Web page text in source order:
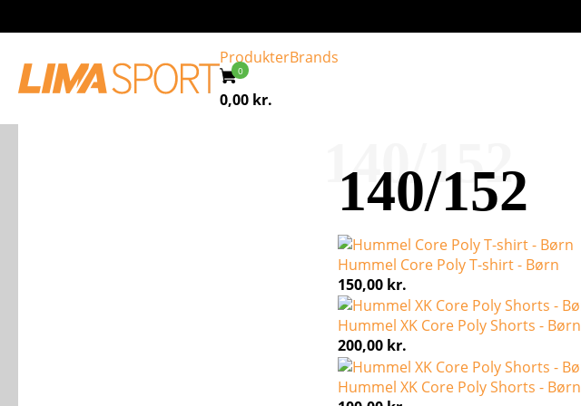
ProdukterBrands
0,00 kr.
140/152
140/152
Hummel Core Poly T-shirt - Børn
150,00 kr.
Hummel XK Core Poly Shorts - Børn
200,00 kr.
Hummel XK Core Poly Shorts - Børn